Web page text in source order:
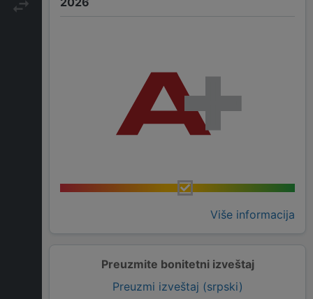
Izvoz
Više informacija
Preuzmite bonitetni izveštaj
Preuzmi izveštaj (srpski)